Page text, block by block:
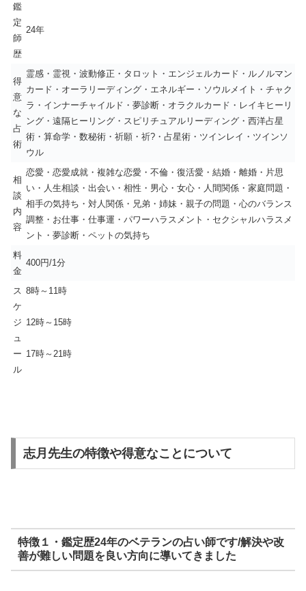
鑑
定
師
歴
24年
得
意
な
占
術
霊感・霊視・波動修正・タロット・エンジェルカード・ルノルマン
カード・オーラリーディング・エネルギー・ソウルメイト・チャク
ラ・インナーチャイルド・夢診断・オラクルカード・レイキヒーリ
ング・遠隔ヒーリング・スピリチュアルリーディング・西洋占星
術・算命学・数秘術・祈願・祈?・占星術・ツインレイ・ツインソ
ウル
相
談
内
容
恋愛・恋愛成就・複雑な恋愛・不倫・復活愛・結婚・離婚・片思
い・人生相談・出会い・相性・男心・女心・人間関係・家庭問題・
相手の気持ち・対人関係・兄弟・姉妹・親子の問題・心のバランス
調整・お仕事・仕事運・パワーハラスメント・セクシャルハラスメ
ント・夢診断・ペットの気持ち
料
金
400円/1分
ス
ケ
ジ
ュ
ー
ル
8時～11時
12時～15時
17時～21時
志月先生の特徴や得意なことについて
特徴１・鑑定歴24年のベテランの占い師です/解決や改
善が難しい問題を良い方向に導いてきました